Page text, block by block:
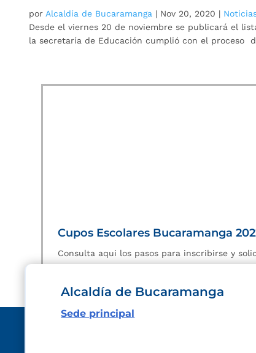
por Alcaldía de Bucaramanga | Nov 20, 2020 |
Desde el viernes 20 de noviembre se publicará el
la secretaría de Educación cumplió con el proceso
Cupos Escolares Bucaramanga
Consulta aqui los pasos para inscribirse y
Alcaldía de Bucaramanga
Sede principal